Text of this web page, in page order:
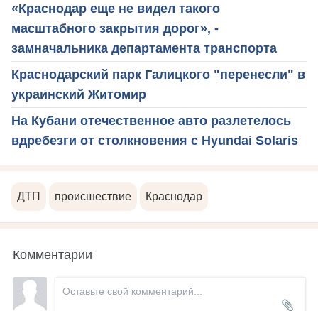
«Краснодар еще не видел такого
масштабного закрытия дорог», -
замначальника департамента транспорта
Краснодарский парк Галицкого "перенесли" в
украинский Житомир
На Кубани отечественное авто разлетелось
вдребезги от столкновения с Hyundai Solaris
ДТП происшествие Краснодар
Комментарии